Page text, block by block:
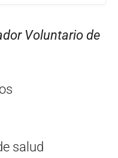
Voluntario de
salud